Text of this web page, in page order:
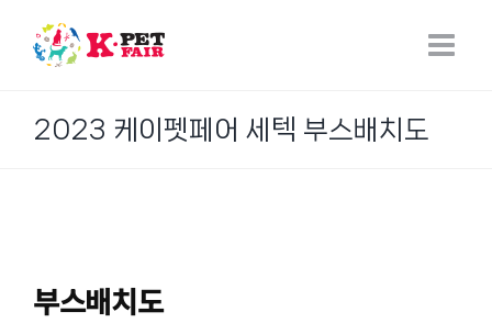
content
2023 케이펫페어 세텍 부스배치도
부스배치도